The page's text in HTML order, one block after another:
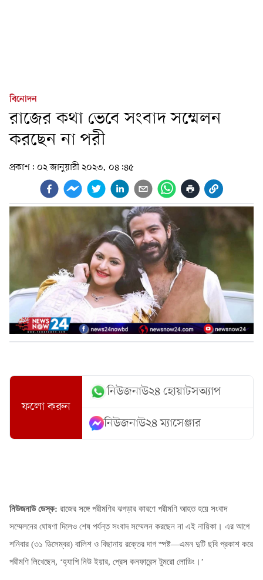
বিনোদন
রাজের কথা ভেবে সংবাদ সম্মেলন
করছেন না পরী
প্রকাশ: ০২ জানুয়ারী ২০২৩, ০৪:৪৫
ফলো করুন
নিউজনাউ২৪ হোয়াটসঅ্যাপ
নিউজনাউ২৪ ম্যাসেঞ্জার
নিউজনাউ ডেস্ক: রাজের সঙ্গে পরীমণির ঝগড়ার কারণে পরীমণি আহত হয়ে সংবাদ
সম্মেলনের ঘোষণা দিলেও শেষ পর্যন্ত সংবাদ সম্মেলন করছেন না এই নায়িকা। এর আগে
শনিবার (৩১ ডিসেম্বর) বালিশ ও বিছানায় রক্তের দাগ স্পষ্ট—এমন দুটি ছবি প্রকাশ করে
পরীমণি লিখেছেন, ‘হ্যাপি নিউ ইয়ার, প্রেস কনফারেন্স টুমরো লোডিং।’